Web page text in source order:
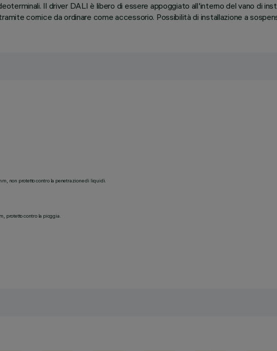
Il driver DALI è libero di essere appoggiato all'interno del vano di
cornice da ordinare come accessorio. Possibilità di installazione a
non protetto contro la penetrazione di liquidi.
protetto contro la pioggia.